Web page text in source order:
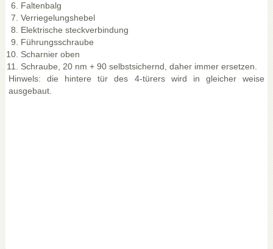
Faltenbalg
Verriegelungshebel
Elektrische steckverbindung
Führungsschraube
Scharnier oben
Schraube, 20 nm + 90 selbstsichernd, daher immer ersetzen.
Hinwels: die hintere tür des 4-türers wird in gleicher weise
ausgebaut.